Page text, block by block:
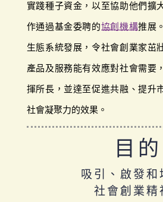
實踐種子資金，以至協助他們擴
作通過基金委聘的協創機構推展
生態系統發展，令社會創業家茁
產品及服務能有效應對社會需要
揮所長，並達至促進共融、提升
社會凝聚力的效果。
目的
吸引、啟發和
社會創業精